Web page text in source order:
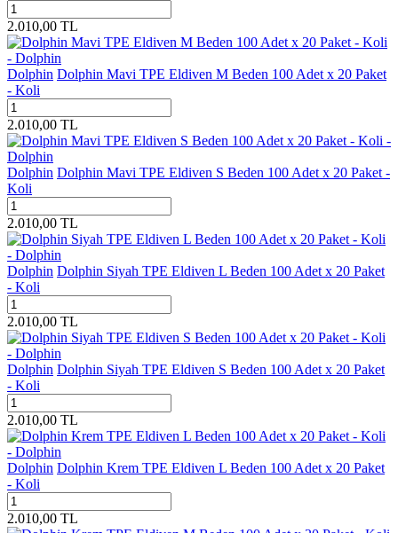
2.010,00 TL
Dolphin Dolphin Mavi TPE Eldiven M Beden 100 Adet x 20 Paket
- Koli
2.010,00 TL
Dolphin Dolphin Mavi TPE Eldiven S Beden 100 Adet x 20 Paket -
Koli
2.010,00 TL
Dolphin Dolphin Siyah TPE Eldiven L Beden 100 Adet x 20 Paket
- Koli
2.010,00 TL
Dolphin Dolphin Siyah TPE Eldiven S Beden 100 Adet x 20 Paket
- Koli
2.010,00 TL
Dolphin Dolphin Krem TPE Eldiven L Beden 100 Adet x 20 Paket
- Koli
2.010,00 TL